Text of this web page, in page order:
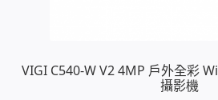
TP-Link TAIWAN(普聯技術)
VIGI C540-W V2 4MP 戶外全彩
攝影機